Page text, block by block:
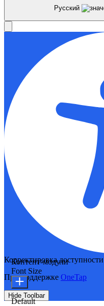
Русский
Корректировка доступности
При поддержке OneTap
Hide Toolbar
Контент-модули
Font Size
Default